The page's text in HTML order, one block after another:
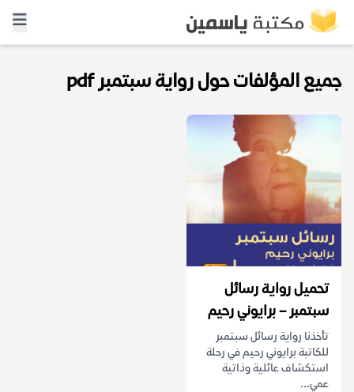
جميع المؤلفات حول رواية سبتمبر pdf
تحميل رواية رسائل
سبتمبر – برايوني رحيم
تأخذنا رواية رسائل سبتمبر
للكاتبة برايوني رحيم في رحلة
استكشاف عائلية وذاتية
عمي...